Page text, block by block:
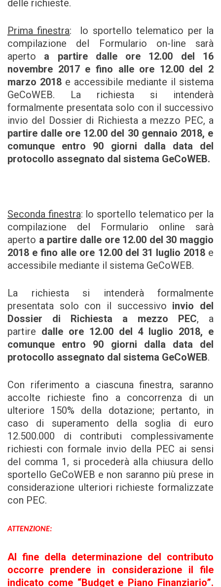
delle richieste.
Prima finestra: lo sportello telematico per la
compilazione del Formulario on-line sarà
aperto a partire dalle ore 12.00 del 16
novembre 2017 e fino alle ore 12.00 del 2
marzo 2018 e accessibile mediante il sistema
GeCoWEB. La richiesta si intenderà
formalmente presentata solo con il successivo
invio del Dossier di Richiesta a mezzo PEC, a
partire dalle ore 12.00 del 30 gennaio 2018, e
comunque entro 90 giorni dalla data del
protocollo assegnato dal sistema GeCoWEB.
Seconda finestra: lo sportello telematico per la
compilazione del Formulario online sarà
aperto a partire dalle ore 12.00 del 30 maggio
2018 e fino alle ore 12.00 del 31 luglio 2018e
accessibile mediante il sistema GeCoWEB.
La richiesta si intenderà formalmente
presentata solo con il successivo invio del
Dossier di Richiesta a mezzo PEC, a
partire dalle ore 12.00 del 4 luglio 2018, e
comunque entro 90 giorni dalla data del
protocollo assegnato dal sistema GeCoWEB.
Con riferimento a ciascuna finestra, saranno
accolte richieste fino a concorrenza di un
ulteriore 150% della dotazione; pertanto, in
caso di superamento della soglia di euro
12.500.000 di contributi complessivamente
richiesti con formale invio della PEC ai sensi
del comma 1, si procederà alla chiusura dello
sportello GeCoWEB e non saranno più prese in
considerazione ulteriori richieste formalizzate
con PEC.
ATTENZIONE:
Al fine della determinazione del contributo
occorre prendere in considerazione il file
indicato come “Budget e Piano Finanziario”.